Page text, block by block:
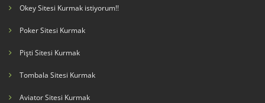
Okey Sitesi Kurmak istiyorum!!
Poker Sitesi Kurmak
Pişti Sitesi Kurmak
Tombala Sitesi Kurmak
Aviator Sitesi Kurmak